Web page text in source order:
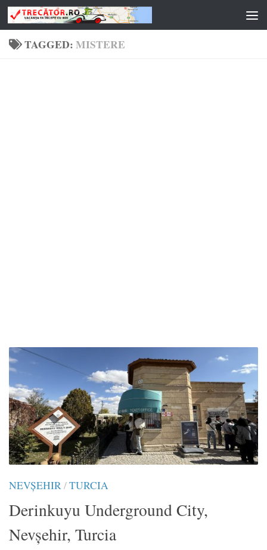
Skip to content
TAGGED:MISTERE
NEVŞEHIR/TURCIA
Derinkuyu Underground City,
Nevşehir, Turcia